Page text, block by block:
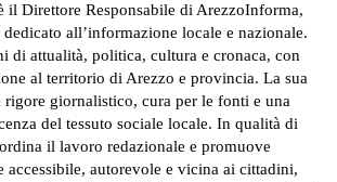
il Direttore Responsabile di ArezzoInforma,
all’informazione locale e nazionale.
di attualità, politica, cultura e cronaca, con
al territorio di Arezzo e provincia. La sua
rigore giornalistico, cura per le fonti e una
del tessuto sociale locale. In qualità di
il lavoro redazionale e promuove
accessibile, autorevole e vicina ai cittadini,